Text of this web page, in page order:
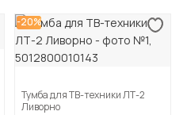
-20%
Тумба для ТВ-техники ЛТ-2
Ливорно